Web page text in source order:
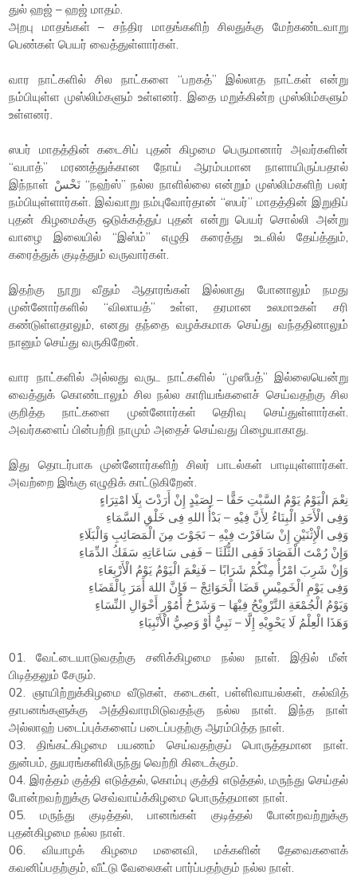
துல் ஹஜ் – ஹஜ் மாதம்.
அறபு மாதங்கள் – சந்திர மாதங்களிற் சிலதுக்கு மேற்கண்டவாறு
பெண்கள் பெயர் வைத்துள்ளார்கள்.
வார நாட்களில் சில நாட்களை “பறகத்” இல்லாத நாட்கள் என்று
நம்பியுள்ள முஸ்லிம்களும் உள்ளனர். இதை மறுக்கின்ற முஸ்லிம்களும்
உள்ளனர்.
ஸபர் மாதத்தின் கடைசிப் புதன் கிழமை பெருமானார் அவர்களின்
“வபாத்” மரணத்துக்கான நோய் ஆரம்பமான நாளாயிருப்பதால்
இந்நாள் نَحْسْ “நஹ்ஸ்” நல்ல நாளில்லை என்றும் முஸ்லிம்களிற் பலர்
நம்பியுள்ளார்கள். இவ்வாறு நம்புவோர்தான் “ஸபர்” மாதத்தின் இறுதிப்
புதன் கிழமைக்கு ஒடுக்கத்துப் புதன் என்று பெயர் சொல்லி அன்று
வாழை இலையில் “இஸ்ம்” எழுதி கரைத்து உடலில் தேய்த்தும்,
கரைத்துக் குடித்தும் வருவார்கள்.
இதற்கு நூறு வீதும் ஆதாரங்கள் இல்லாது போனாலும் நமது
முன்னோர்களில் “விலாயத்” உள்ள, தரமான உலமாஉகள் சரி
கண்டுள்ளதாலும், எனது தந்தை வழக்கமாக செய்து வந்ததினாலும்
நானும் செய்து வருகிறேன்.
வார நாட்களில் அல்லது வருட நாட்களில் “முஸீபத்” இல்லையென்று
வைத்துக் கொண்டாலும் சில நல்ல காரியங்களைச் செய்வதற்கு சில
குறித்த நாட்களை முன்னோர்கள் தெரிவு செய்துள்ளார்கள்.
அவர்களைப் பின்பற்றி நாமும் அதைச் செய்வது பிழையாகாது.
இது தொடர்பாக முன்னோர்களிற் சிலர் பாடல்கள் பாடியுள்ளார்கள்.
அவற்றை இங்கு எழுதிக் காட்டுகிறேன்.
نِعْمَ الْيَوْمُ يَوْمُ السَّبْتِ حَقًّا – لِصَيْدٍ إِنْ أَرَدْتَ بِلَا امْتِرَاءٍ
وَفِى الْأَحَدِ الْبِنَاءُ لِأَنَّ فِيْهِ – بَدْأُ اللهِ فِى خَلْقِ السَّمَاءِ
وَفِى الْإِثْنَيْنِ إِنْ سَافَرْتَ فِيْهِ – نَجَوْتَ مِنَ الْمَصَائِبِ وَالْبَلَاءِ
وَإِنْ رُمْتَ الْفَصَادَ فَفِى الثُّلَثَا – فَفِى سَاعَاتِهِ سَفَكُ الدِّمَاءِ
وَإِنْ شَرِبَ امْرُأٌ مِنْكُمْ شَرَابًا – فَنِعْمَ الْيَوْمُ يَوْمُ الْأَرْبِعَاءِ
وَفِى يَوْمِ الْخَمِيْسِ قَضَا الْحَوَائِجْ – فَإِنَّ اللهَ أَمَرَ بِالْقَضَاءِ
وَيَوْمُ الْجُمْعَةِ التَّرْوِيْحُ فِيْهَا – وَشَرْحُ أُمُوْرِ أَحْوَالِ النِّسَاءِ
وَهَذَا الْعِلْمُ لَا يَحْوِيْهِ إِلَّا – نَبِيٌّ أَوْ وَصِيُّ الْأَنْبِيَاءِ
01. வேட்டையாடுவதற்கு சனிக்கிழமை நல்ல நாள். இதில் மீன்
பிடித்தலும் சேரும்.
02. ஞாயிற்றுக்கிழமை வீடுகள், கடைகள், பள்ளிவாயல்கள், கல்வித்
தாபனங்களுக்கு அத்திவாரமிடுவதந்கு நல்ல நாள். இந்த நாள்
அல்லாஹ் படைப்புக்களைப் படைப்பதற்கு ஆரம்பித்த நாள்.
03. திங்கட்கிழமை பயணம் செய்வதற்குப் பொருத்தமான நாள்.
துன்பம், துயரங்களிலிருந்து வெற்றி கிடைக்கும்.
04. இரத்தம் குத்தி எடுத்தல், கொம்பு குத்தி எடுத்தல், மருந்து செய்தல்
போன்றவற்றுக்கு செவ்வாய்க்கிழமை பொருத்தமான நாள்.
05. மருந்து குடித்தல், பானங்கள் குடித்தல் போன்றவற்றுக்கு
புதன்கிழமை நல்ல நாள்.
06. வியாழக் கிழமை மனைவி, மக்களின் தேவைகளைக்
கவனிப்பதற்கும், வீட்டு வேலைகள் பார்ப்பதற்கும் நல்ல நாள்.